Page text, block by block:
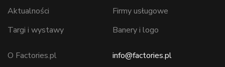
Aktualności
Targi i wystawy
Firmy usługowe
Banery i logo
O Factories.pl
info@factories.pl